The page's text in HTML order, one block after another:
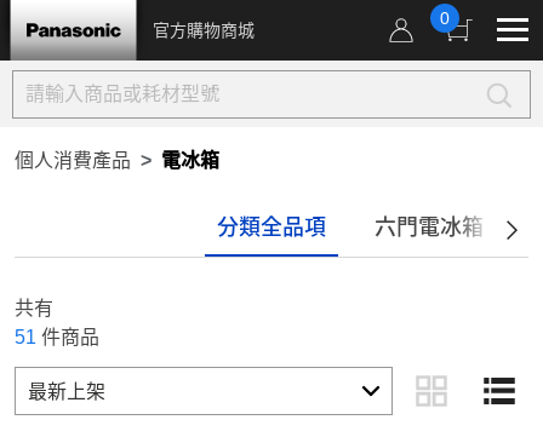
官方購物商城
0
個人消費產品 電冰箱
分類全品項 六門電冰箱
共有
51 件商品